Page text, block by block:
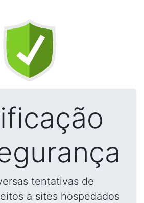
tentativas de
a sites hospedados